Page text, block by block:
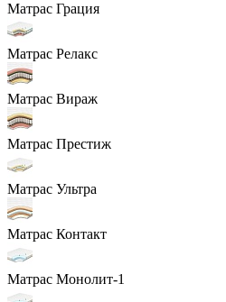
Матрас Грация
Матрас Релакс
Матрас Вираж
Матрас Престиж
Матрас Ультра
Матрас Контакт
Матрас Монолит-1